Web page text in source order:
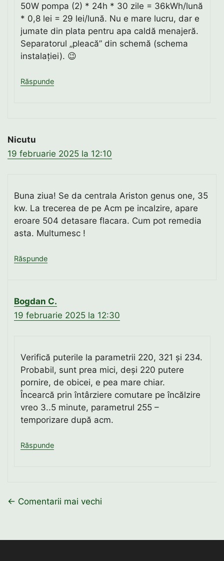
50W pompa (2) * 24h * 30 zile = 36kWh/lună
* 0,8 lei = 29 lei/lună. Nu e mare lucru, dar e
jumate din plata pentru apa caldă menajeră.
Separatorul „pleacă” din schemă (schema
instalației). 😉
Răspunde
Nicutu
19 februarie 2025 la 12:10
Buna ziua! Se da centrala Ariston genus one, 35
kw. La trecerea de pe Acm pe incalzire, apare
eroare 504 detasare flacara. Cum pot remedia
asta. Multumesc !
Răspunde
Bogdan C.
19 februarie 2025 la 12:30
Verifică puterile la parametrii 220, 321 și 234.
Probabil, sunt prea mici, deși 220 putere
pornire, de obicei, e pea mare chiar.
Încearcă prin întârziere comutare pe încălzire
vreo 3..5 minute, parametrul 255 –
temporizare după acm.
Răspunde
Navigare
comentarii
← Comentarii mai vechi